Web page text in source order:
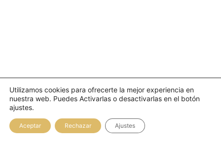
Utilizamos cookies para ofrecerte la mejor experiencia en
nuestra web. Puedes Activarlas o desactivarlas en el botón
ajustes.
Aceptar Rechazar Ajustes